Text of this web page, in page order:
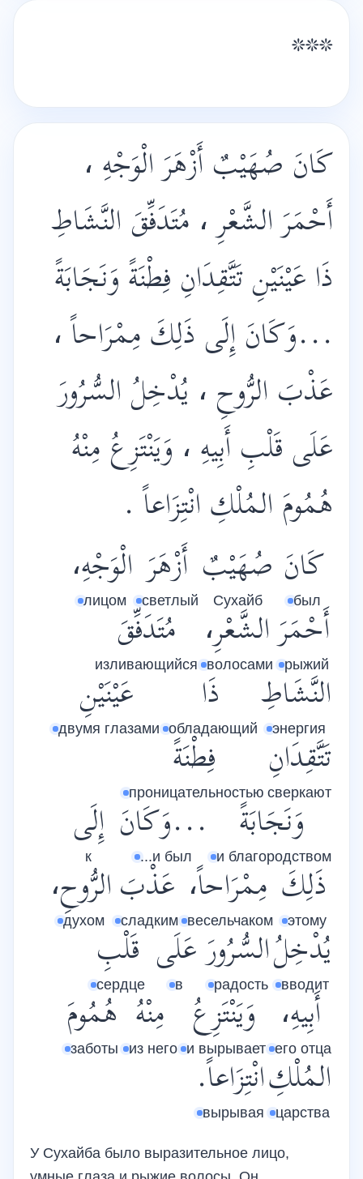
***
كَانَ صُهَيْبٌ أَزْهَرَ الْوَجْهِ ،
أَحْمَرَ الشَّعْرِ ، مُتَدَفِّقَ النَّشَاطِ
ذَا عَيْنَيْنِ تَتَّقِدَانِ فِطْنَةً وَنَجَابَةً
...وَكَانَ إِلَى ذَلِكَ مِمْرَاحاً ،
عَذْبَ الرُّوحِ ، يُدْخِلُ السُّرُورَ
عَلَى قَلْبِ أَبِيهِ ، وَيَنْتَزِعُ مِنْهُ
هُمُومَ المُلْكِ انْتِزَاعاً .
كَانَ
был
صُهَيْبٌ
Сухайб
أَزْهَرَ
светлый
الْوَجْهِ،
лицом
أَحْمَرَ
рыжий
الشَّعْرِ،
волосами
مُتَدَفِّقَ
изливающийся
النَّشَاطِ
энергия
ذَا
обладающий
عَيْنَيْنِ
двумя глазами
تَتَّقِدَانِ
сверкают
فِطْنَةً
проницательностью
وَنَجَابَةً
и благородством
...وَكَانَ
...и был
إِلَى
к
ذَلِكَ
этому
مِمْرَاحاً،
весельчаком
عَذْبَ
сладким
الرُّوحِ،
духом
يُدْخِلُ
вводит
السُّرُورَ
радость
عَلَى
в
قَلْبِ
сердце
أَبِيهِ،
его отца
وَيَنْتَزِعُ
и вырывает
مِنْهُ
из него
هُمُومَ
заботы
المُلْكِ
царства
انْتِزَاعاً.
вырывая
У Сухайба было выразительное лицо,